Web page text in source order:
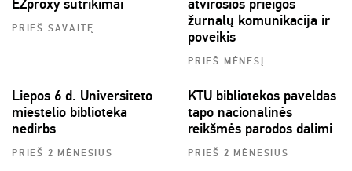
EZproxy sutrikimai
PRIEŠ SAVAITĘ
atvirosios prieigos
žurnalų komunikacija ir
poveikis
PRIEŠ MĖNESĮ
Liepos 6 d. Universiteto
miestelio biblioteka
nedirbs
PRIEŠ 2 MĖNESIUS
KTU bibliotekos paveldas
tapo nacionalinės
reikšmės parodos dalimi
PRIEŠ 2 MĖNESIUS